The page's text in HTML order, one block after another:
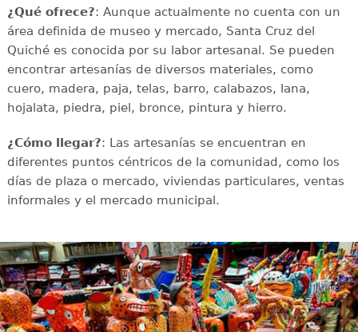
¿Qué ofrece?: Aunque actualmente no cuenta con un
área definida de museo y mercado, Santa Cruz del
Quiché es conocida por su labor artesanal. Se pueden
encontrar artesanías de diversos materiales, como
cuero, madera, paja, telas, barro, calabazos, lana,
hojalata, piedra, piel, bronce, pintura y hierro.
¿Cómo llegar?: Las artesanías se encuentran en
diferentes puntos céntricos de la comunidad, como los
días de plaza o mercado, viviendas particulares, ventas
informales y el mercado municipal.